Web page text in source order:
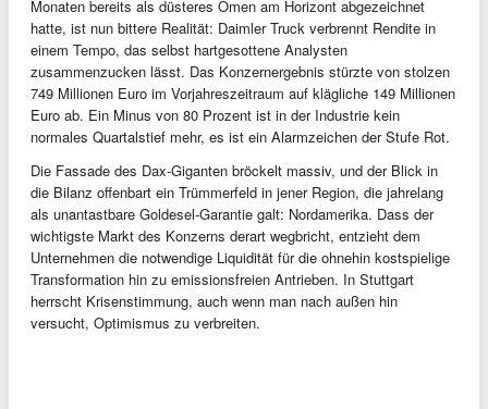
Monaten bereits als düsteres Omen am Horizont abgezeichnet
hatte, ist nun bittere Realität: Daimler Truck verbrennt Rendite in
einem Tempo, das selbst hartgesottene Analysten
zusammenzucken lässt. Das Konzernergebnis stürzte von stolzen
749 Millionen Euro im Vorjahreszeitraum auf klägliche 149 Millionen
Euro ab. Ein Minus von 80 Prozent ist in der Industrie kein
normales Quartalstief mehr, es ist ein Alarmzeichen der Stufe Rot.
Die Fassade des Dax-Giganten bröckelt massiv, und der Blick in
die Bilanz offenbart ein Trümmerfeld in jener Region, die jahrelang
als unantastbare Goldesel-Garantie galt: Nordamerika. Dass der
wichtigste Markt des Konzerns derart wegbricht, entzieht dem
Unternehmen die notwendige Liquidität für die ohnehin kostspielige
Transformation hin zu emissionsfreien Antrieben. In Stuttgart
herrscht Krisenstimmung, auch wenn man nach außen hin
versucht, Optimismus zu verbreiten.